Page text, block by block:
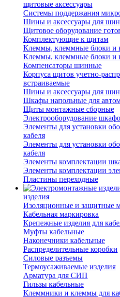
щитовые аксессуары
Системы поддержания
Шины и аксессуары для шин
Щитовое оборудование
Комплектующие к щитам
Клеммы, клеммные блоки и
Клеммы, клеммные блоки и
Компенсаторы шинные
Корпуса щитов учетно-
встраиваемые
Шины и аксессуары для шин
Шкафы напольные для
Щиты монтажные сборные
Электрооборудование
Элементы для установки
кабеля
Элементы для установки
кабеля
Элементы комплектации
Элементы комплектации
Пластины переходные
изделия
Изоляционные и защитные
Кабельная маркировка
Крепежные изделия для
Муфты кабельные
Наконечники кабельные
Распределительные коробки
Силовые разъемы
Термоусаживаемые изделия
Арматура для СИП
Гильзы кабельные
Клеммники и клеммы для